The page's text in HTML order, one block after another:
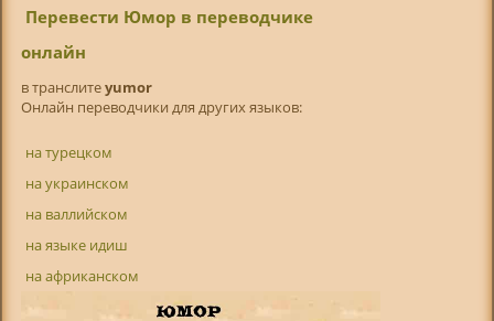
Перевести Юмор в переводчике
онлайн
в транслитeyumor
Онлайн переводчики для других языков:
на турецком
на украинском
на валлийском
на языке идиш
на африканском